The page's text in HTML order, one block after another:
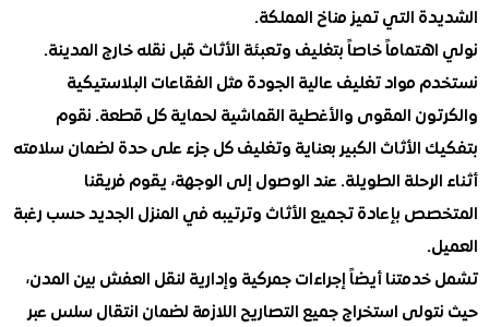
التي تميز مناخ المملكة.
خاصاً بتغليف وتعبئة الأثاث قبل نقله خارج المدينة.
مواد تغليف عالية الجودة مثل الفقاعات البلاستيكية
المقوى والأغطية القماشية لحماية كل قطعة. نقوم
الأثاث الكبير بعناية وتغليف كل جزء على حدة لضمان سلامته
الطويلة. عند الوصول إلى الوجهة، يقوم فريقنا
بإعادة تجميع الأثاث وترتيبه في المنزل الجديد حسب رغبة
أيضاً إجراءات جمركية وإدارية لنقل العفش بين المدن،
استخراج جميع التصاريح اللازمة لضمان انتقال سلس عبر